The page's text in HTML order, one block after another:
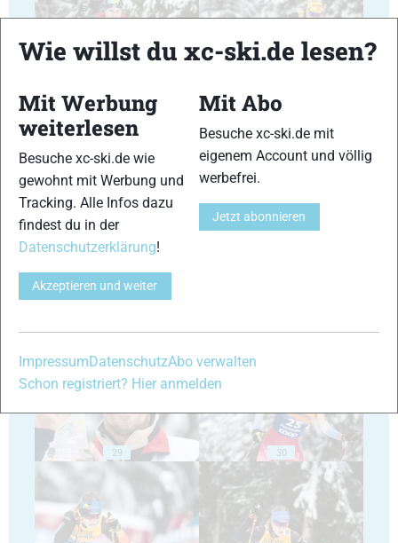
25
29 30
Wie willst du xc-ski.de lesen?
Mit Werbung
weiterlesen
Besuche xc-ski.de wie
gewohnt mit Werbung und
Tracking. Alle Infos dazu
findest du in der
Datenschutzerklärung!
Akzeptieren und weiter
Mit Abo
Besuche xc-ski.de mit
eigenem Account und völlig
werbefrei.
Jetzt abonnieren
ImpressumDatenschutzAbo verwalten
Schon registriert? Hier anmelden